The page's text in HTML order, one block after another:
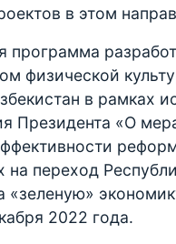
в этом
программа
физической
в рамках
Президента «О
на переход
«зеленую»
2022 года.